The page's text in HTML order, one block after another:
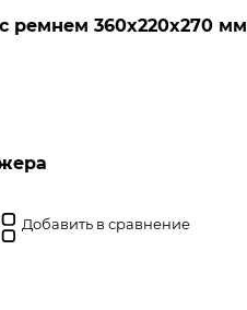
ремнем 360x220x270 мм
Добавить в сравнение